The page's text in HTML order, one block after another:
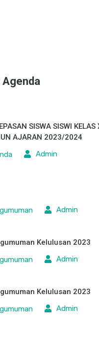
Agenda
SISWA SISWI KELAS
AJARAN 2023/2024
Admin
Admin
Kelulusan 2023
Admin
Kelulusan 2023
Admin